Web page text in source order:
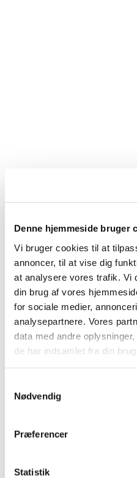
Denne hjemmeside bruger
Vi bruger cookies til at
annoncer, til at vise dig
at analysere vores trafik. Vi
din brug af vores
for sociale medier,
analysepartnere. Vores
data med andre
de har indsamlet fra din
Nødvendig
Præferencer
Statistik
Du vil